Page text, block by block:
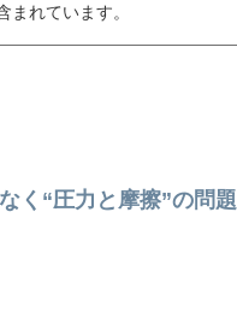
まれています。
く“圧力と摩擦”の問題